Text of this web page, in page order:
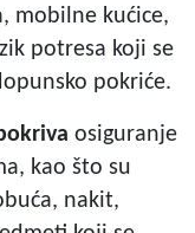
mobilne kućice,
potresa koji se
pokriće.
osiguranje
kao što su
nakit,